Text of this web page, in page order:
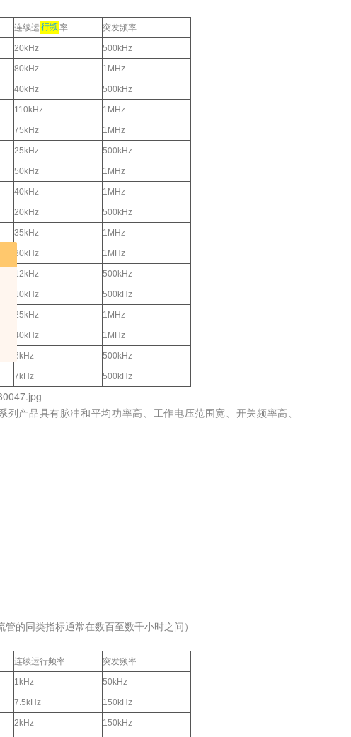
连续运 行频率 突发频率
20kHz 500kHz
80kHz 1MHz
40kHz 500kHz
110kHz 1MHz
75kHz 1MHz
25kHz 500kHz
50kHz 1MHz
40kHz 1MHz
20kHz 500kHz
35kHz 1MHz
30kHz 1MHz
12kHz 500kHz
10kHz 500kHz
25kHz 1MHz
40kHz 1MHz
6kHz 500kHz
7kHz 500kHz
产品具有脉冲和平均功率高、工作电压范围宽、开关频率高、
的同类指标通常在数百至数千小时之间）
连续运行频率 突发频率
1kHz 50kHz
7.5kHz 150kHz
2kHz 150kHz